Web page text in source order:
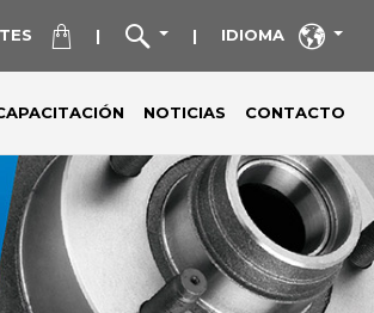
| | IDIOMA
NOTICIAS CONTACTO